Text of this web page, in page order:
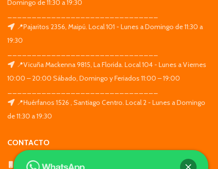
Domingo de 11:30 a 19:30
📍Pajaritos 2356, Maipú. Local 101 - Lunes a Domingo de 11:30 a
19:30
📍Vicuña Mackenna 9815, La Florida. Local 104 - Lunes a Viernes
10:00 – 20:00 Sábado, Domingo y Feriados 11:00 – 19:00
📍Huérfanos 1526 , Santiago Centro. Local 2 - Lunes a Domingo
de 11:30 a 19:30
CONTACTO
WhatsApp: +569 7564 4676